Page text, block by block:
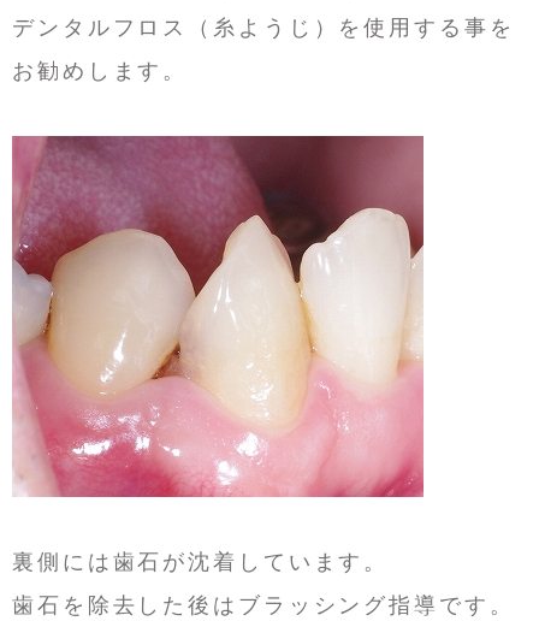
デンタルフロス（糸ようじ）を使用する事を
お勧めします。
裏側には歯石が沈着しています。
歯石を除去した後はブラッシング指導です。